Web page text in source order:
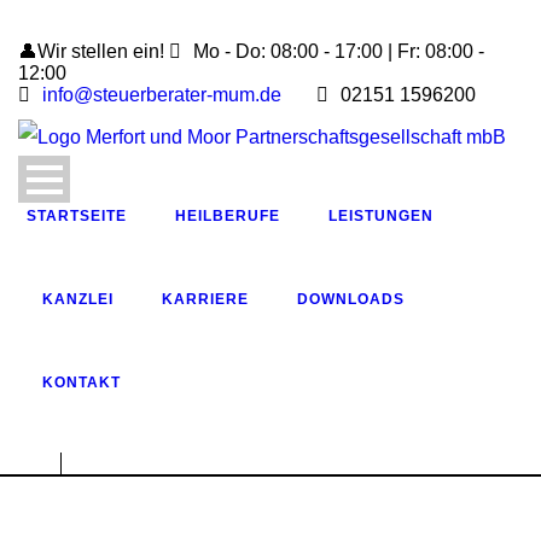
👤Wir stellen ein!
Mo - Do: 08:00 - 17:00 | Fr: 08:00 -
12:00
info@steuerberater-mum.de
02151 1596200
STARTSEITE HEILBERUFE LEISTUNGEN
KANZLEI KARRIERE DOWNLOADS
KONTAKT